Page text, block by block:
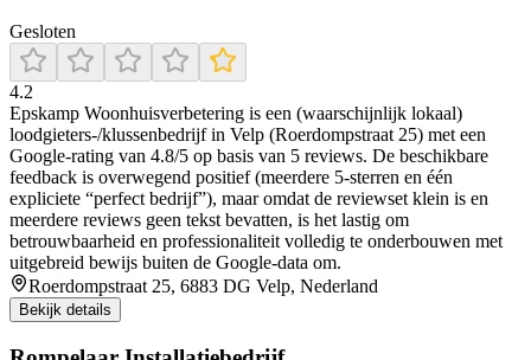
Gesloten
4.2
Epskamp Woonhuisverbetering is een (waarschijnlijk lokaal)
loodgieters-/klussenbedrijf in Velp (Roerdompstraat 25) met een
Google-rating van 4.8/5 op basis van 5 reviews. De beschikbare
feedback is overwegend positief (meerdere 5-sterren en één
expliciete “perfect bedrijf”), maar omdat de reviewset klein is en
meerdere reviews geen tekst bevatten, is het lastig om
betrouwbaarheid en professionaliteit volledig te onderbouwen met
uitgebreid bewijs buiten de Google-data om.
Roerdompstraat 25, 6883 DG Velp, Nederland
Bekijk details